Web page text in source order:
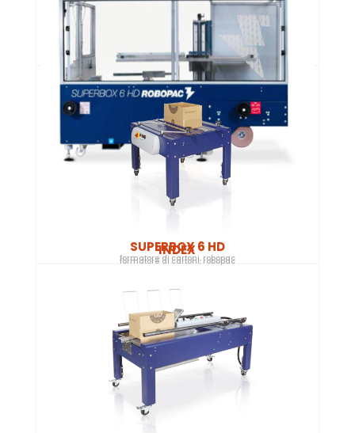
SUPERBOX 6 HD
formatore di cartoni, robopac
INDEX
formatore di cartoni , robopac